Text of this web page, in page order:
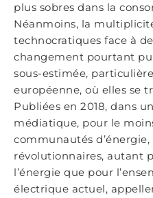
plus sobres dans la
Néanmoins, la
technocratiques face à
changement pourtant
sous-estimée,
européenne, où elles se
Publiées en 2018, dans
médiatique, pour le
communautés
révolutionnaires, autant
l’énergie que pour
électrique actuel,